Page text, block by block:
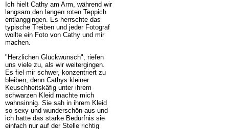
Ich hielt Cathy am Arm, während wir
langsam den langen roten Teppich
entlanggingen. Es herrschte das
typische Treiben und jeder Fotograf
wollte ein Foto von Cathy und mir
machen.
"Herzlichen Glückwunsch", riefen
uns viele zu, als wir weitergingen.
Es fiel mir schwer, konzentriert zu
bleiben, denn Cathys kleiner
Keuschheitskäfig unter ihrem
schwarzen Kleid machte mich
wahnsinnig. Sie sah in ihrem Kleid
so sexy und wunderschön aus und
ich hatte das starke Bedürfnis sie
einfach nur auf der Stelle richtig